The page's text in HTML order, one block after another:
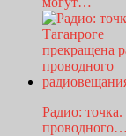
Радио:
проводного…